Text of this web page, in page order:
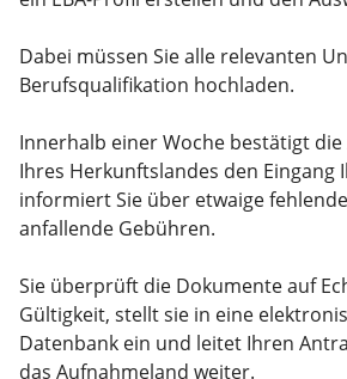
Dabei müssen Sie alle relevanten
Berufsqualifikation hochladen.
Innerhalb einer Woche bestätigt
Ihres Herkunftslandes den Eingang
informiert Sie über etwaige
anfallende Gebühren.
Sie überprüft die Dokumente auf
Gültigkeit, stellt sie in eine
Datenbank ein und leitet Ihren
das Aufnahmeland weiter.